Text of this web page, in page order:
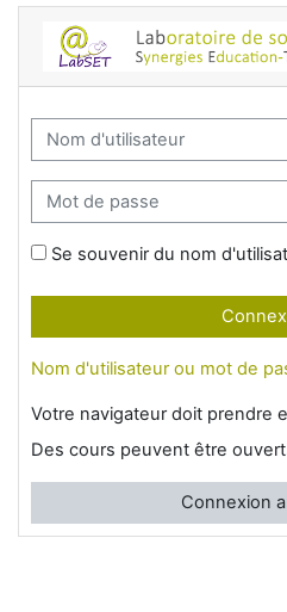
Passer au contenu principal
LabSET –
Nom d'utilisateur
Mot de passe
Se souvenir du nom
Nom d'utilisateur ou mot de
Votre navigateur doit prendre
Des cours peuvent être
Connexion